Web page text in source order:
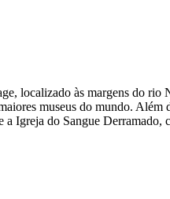
localizado às margens do
museus do mundo.
Igreja do Sangue